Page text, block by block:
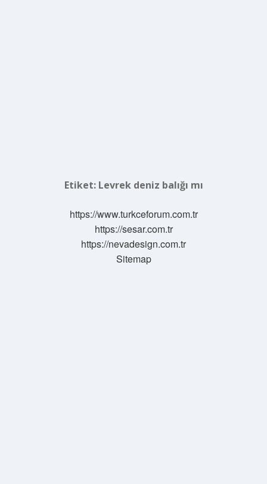
Etiket: Levrek deniz balığı mı
https://www.turkceforum.com.tr
https://sesar.com.tr
https://nevadesign.com.tr
Sitemap